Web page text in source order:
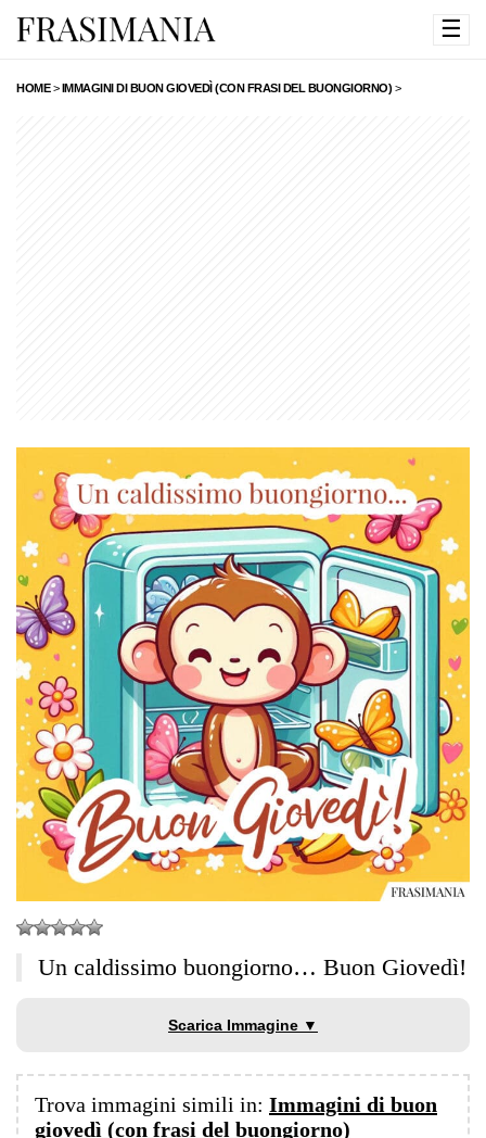
☰
HOME>IMMAGINI DI BUON GIOVEDÌ (CON FRASI DEL BUONGIORNO) >
Un caldissimo buongiorno… Buon Giovedì!
Scarica Immagine ▼
Trova immagini simili in: Immagini di buon
giovedì (con frasi del buongiorno)